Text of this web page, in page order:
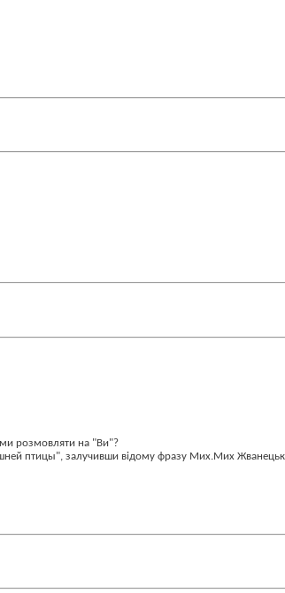
розмовляти на "Ви"?
птицы", залучивши відому фразу Мих.Мих